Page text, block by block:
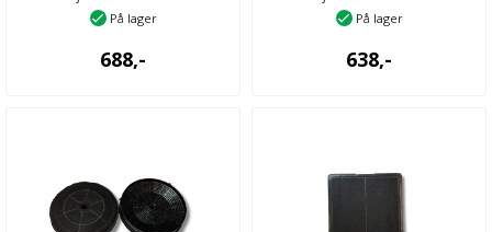
På lager
688,-
På lager
638,-